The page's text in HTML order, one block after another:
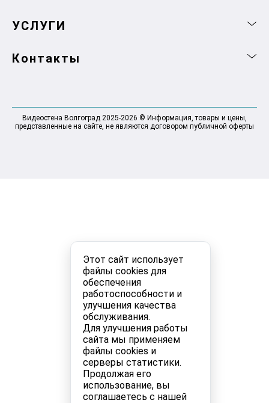
Этот сайт использует
файлы cookies для
обеспечения
работоспособности и
улучшения качества
обслуживания.
Для улучшения работы
сайта мы применяем
файлы cookies и
серверы статистики.
Продолжая его
использование, вы
соглашаетесь с нашей
УСЛУГИ
Контакты
Видеостена Волгоград 2025-2026 © Информация, товары и цены,
представленные на сайте, не являются договором публичной оферты